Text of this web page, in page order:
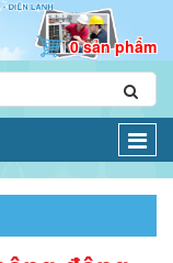
0 sản phẩm